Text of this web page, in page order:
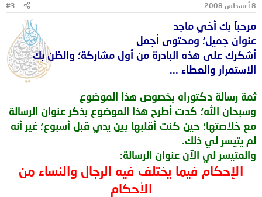
8 أغسطس 2008 #3
مرحباً بك أخي ماجد
عنوان جميل؛ ومحتوى أجمل
أشكرك على هذه البادرة من أول مشاركة؛ والظن بك
الاستمرار والعطاء ...
ثمة رسالة دكتوراه بخصوص هذا الموضوع
وسبحان الله؛ كدت أطرح هذا الموضوع بذكر عنوان الرسالة
مع خلاصتها؛ حين كنت أقلبها بين يدي قبل أسبوع؛ غير أنه
لم يتيسر لي ذلك.
والمتيسر لي الآن عنوان الرسالة:
الإحكام فيما يختلف فيه الرجال والنساء من
الأحكام